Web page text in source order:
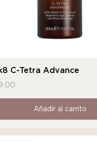
C-Tetra Advance
Añadir al carrito